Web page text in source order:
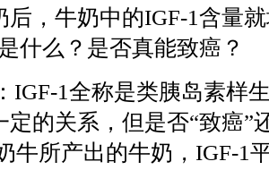
后，牛奶中的IGF-1含量
什么？是否真能致癌？
IGF-1全称是类胰岛素样
定的关系，但是否“致癌”
牛所产出的牛奶，IGF-1